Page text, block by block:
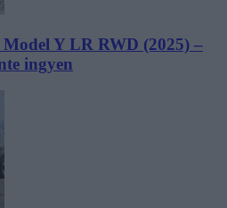
Model Y LR RWD (2025) –
ingyen